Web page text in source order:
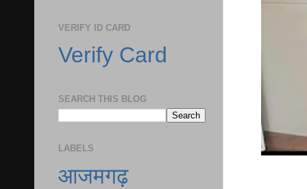
VERIFY ID CARD
Verify Card
SEARCH THIS BLOG
LABELS
आजमगढ़